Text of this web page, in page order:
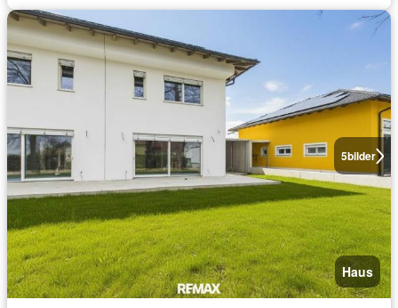
5bilder
Haus